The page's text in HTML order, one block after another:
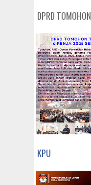
DPRD TOMOHON
KPU